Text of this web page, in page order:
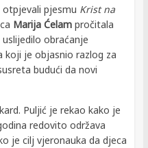
pjesmu Krist na
Marija Ćelampročitala
obraćanje
koji je objasnio razlog za
budući da novi
Puljić je rekao kako je
redovito održava
je cilj vjeronauka da djeca